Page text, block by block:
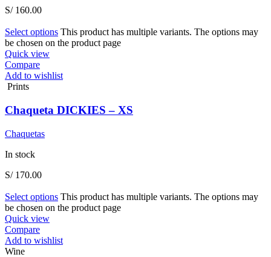
S/160.00
Select options This product has multiple variants. The options may
be chosen on the product page
Quick view
Compare
Add to wishlist
Prints
Chaqueta DICKIES – XS
Chaquetas
In stock
S/170.00
Select options This product has multiple variants. The options may
be chosen on the product page
Quick view
Compare
Add to wishlist
Wine